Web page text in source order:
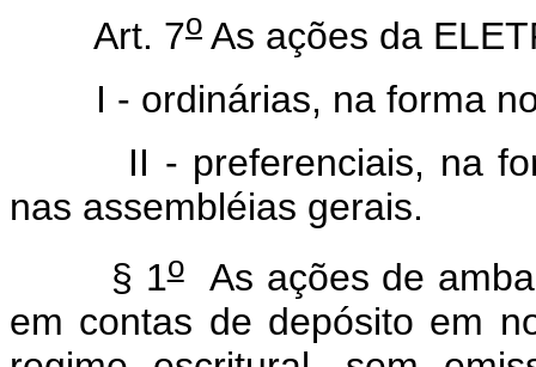
Art. 7o As ações da
I - ordinárias, na forma
II - preferenciais, na
nas assembléias gerais.
§ 1oAs ações de
em contas de depósito em